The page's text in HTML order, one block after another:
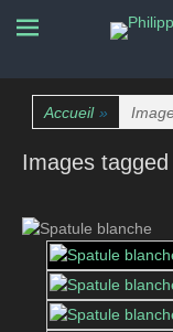
La nature
Accueil »
Images